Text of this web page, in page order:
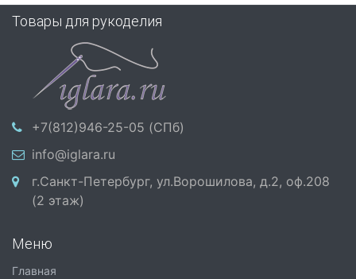
Товары для рукоделия
+7(812)946-25-05 (СПб)
info@iglara.ru
г.Санкт-Петербург, ул.Ворошилова, д.2, оф.208
(2 этаж)
Меню
Главная